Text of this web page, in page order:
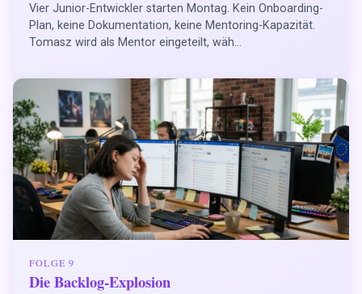
Vier Junior-Entwickler starten Montag. Kein Onboarding-
Plan, keine Dokumentation, keine Mentoring-Kapazität.
Tomasz wird als Mentor eingeteilt, wäh...
FOLGE 9
Die Backlog-Explosion